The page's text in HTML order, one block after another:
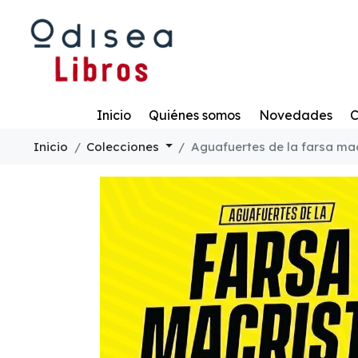
Inicio Quiénes somos Novedades
Inicio Colecciones Aguafuertes de la farsa